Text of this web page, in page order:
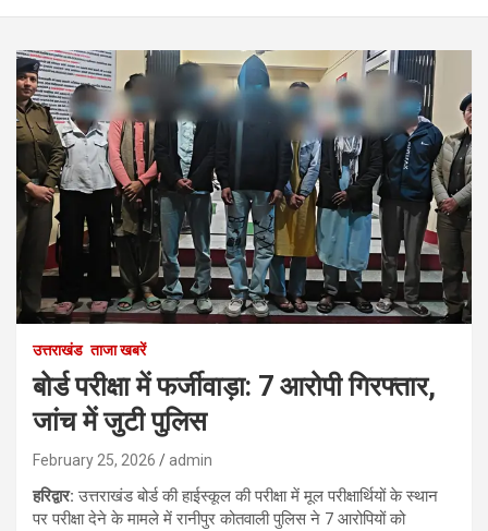
उत्तराखंड ताजा खबरें
बोर्ड परीक्षा में फर्जीवाड़ा: 7 आरोपी गिरफ्तार,
जांच में जुटी पुलिस
February 25, 2026 admin
हरिद्वार: उत्तराखंड बोर्ड की हाईस्कूल की परीक्षा में मूल परीक्षार्थियों के स्थान
पर परीक्षा देने के मामले में रानीपुर कोतवाली पुलिस ने 7 आरोपियों को